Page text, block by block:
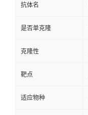
抗体名
是否单克隆
克隆性
靶点
适应物种